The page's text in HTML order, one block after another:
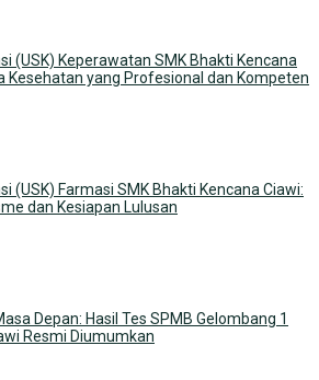
(USK) Keperawatan SMK Bhakti Kencana
Kesehatan yang Profesional dan Kompeten
(USK) Farmasi SMK Bhakti Kencana Ciawi:
dan Kesiapan Lulusan
Depan: Hasil Tes SPMB Gelombang 1
Resmi Diumumkan